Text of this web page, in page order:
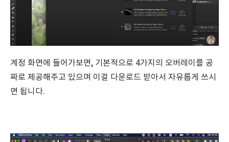
계정 화면에 들어가보면, 기본적으로 4가지의 오버레이를 공
짜로 제공해주고 있으며 이걸 다운로드 받아서 자유롭게 쓰시
면 됩니다.